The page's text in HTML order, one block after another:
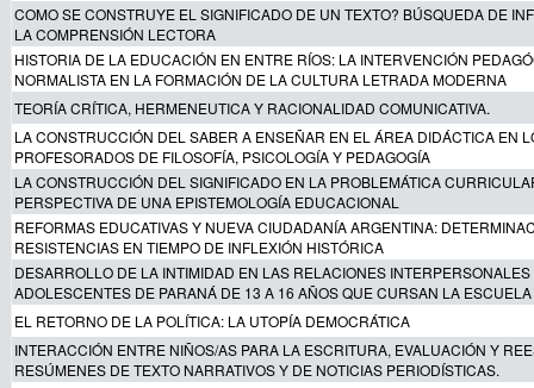
COMO SE CONSTRUYE EL SIGNIFICADO DE UN TEXTO? BÚSQUEDA DE
LA COMPRENSIÓN LECTORA
HISTORIA DE LA EDUCACIÓN EN ENTRE RÍOS: LA INTERVENCIÓN
NORMALISTA EN LA FORMACIÓN DE LA CULTURA LETRADA MODERNA
TEORÍA CRÍTICA, HERMENEUTICA Y RACIONALIDAD COMUNICATIVA.
LA CONSTRUCCIÓN DEL SABER A ENSEÑAR EN EL ÁREA DIDÁCTICA EN
PROFESORADOS DE FILOSOFÍA, PSICOLOGÍA Y PEDAGOGÍA
LA CONSTRUCCIÓN DEL SIGNIFICADO EN LA PROBLEMÁTICA
PERSPECTIVA DE UNA EPISTEMOLOGÍA EDUCACIONAL
REFORMAS EDUCATIVAS Y NUEVA CIUDADANÍA ARGENTINA:
RESISTENCIAS EN TIEMPO DE INFLEXIÓN HISTÓRICA
DESARROLLO DE LA INTIMIDAD EN LAS RELACIONES
ADOLESCENTES DE PARANÁ DE 13 A 16 AÑOS QUE CURSAN LA
EL RETORNO DE LA POLÍTICA: LA UTOPÍA DEMOCRÁTICA
INTERACCIÓN ENTRE NIÑOS/AS PARA LA ESCRITURA, EVALUACIÓN Y
RESÚMENES DE TEXTO NARRATIVOS Y DE NOTICIAS PERIODÍSTICAS.